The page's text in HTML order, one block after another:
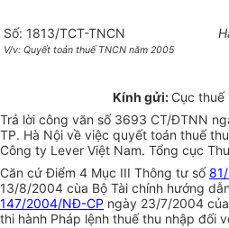
Số: 1813/TCT-TNCN
V/v: Quyết toán thuế TNCN năm 2005
Kính gửi: Cục thuế
Trả lời công văn số 3693 CT/ĐTNN
TP. Hà Nội về việc quyết toán thuế
Công ty Lever Việt Nam. Tổng cục
Căn cứ Điểm 4 Mục III Thông tư số
13/8/2004 cùa Bộ Tài chính hướng
147/2004/NĐ-CP ngày 23/7/2004
thi hành Pháp lệnh thuế thu nhập đối